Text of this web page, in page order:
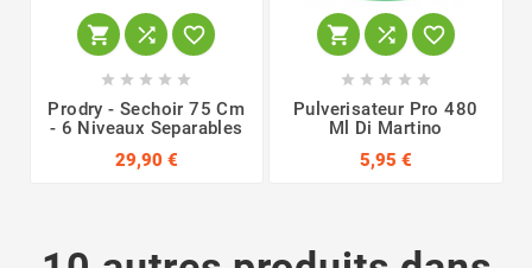
  
    
Prodry - Sechoir 75 Cm
- 6 Niveaux Separables
29,90 €
  
    
Pulverisateur Pro 480
Ml Di Martino
5,95 €